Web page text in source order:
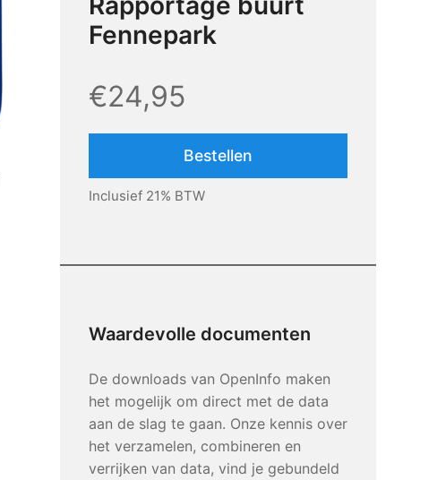
Fennepark
€24,95
Bestellen
Inclusief 21% BTW
Waardevolle documenten
De downloads van OpenInfo maken
het mogelijk om direct met de data
aan de slag te gaan. Onze kennis over
het verzamelen, combineren en
verrijken van data, vind je gebundeld